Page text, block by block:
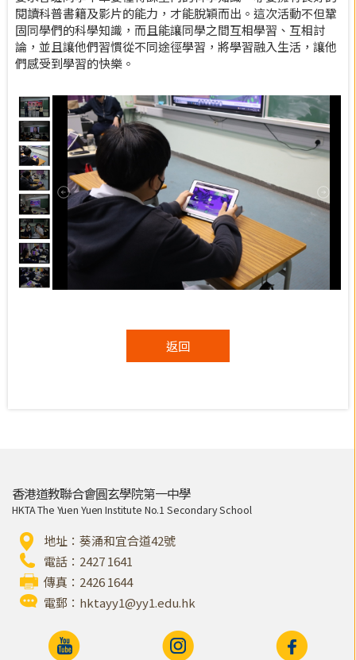
閱讀科普書籍及影片的能力，才能脫穎而出。這次活動不但鞏
固同學們的科學知識，而且能讓同學之間互相學習、互相討
論，並且讓他們習慣從不同途徑學習，將學習融入生活，讓他
們感受到學習的快樂。
返回
香港道教聯合會圓玄學院第一中學
HKTA The Yuen Yuen Institute No.1 Secondary School
地址：葵涌和宜合道42號
電話：2427 1641
傳真：2426 1644
電郵： hktayy1@yy1.edu.hk